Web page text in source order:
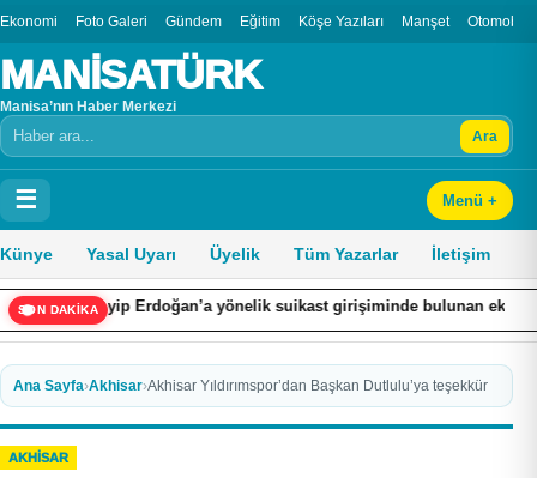
Ekonomi Foto Galeri Gündem Eğitim Köşe Yazıları Manşet Otomobil
MANİSATÜRK
Manisa’nın Haber Merkezi
Arama Ara
☰ Menü +
Künye Yasal Uyarı Üyelik Tüm Yazarlar İletişim
SON DAKİKA
Erdoğan’a yönelik suikast girişiminde bulunan ekipteki Burkay
Ana Sayfa›Akhisar›Akhisar Yıldırımspor’dan Başkan Dutlulu’ya teşekkür
AKHISAR